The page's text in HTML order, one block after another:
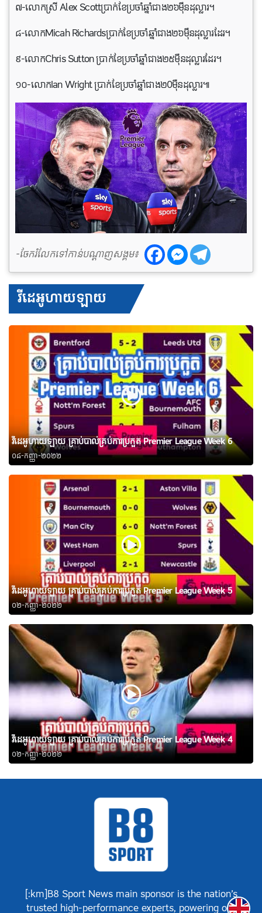
៧-លោកស្រី Alex Scottប្រាក់ខែប្រចាំឆ្នាំជាង២៦ម៉ឺនដុល្លារ។
៨-លោកMicah Richardsប្រាក់ខែប្រចាំឆ្នាំជាង២៦ម៉ឺនដុល្លារដែរ។
៩-លោកChris Sutton ប្រាក់ខែប្រចាំឆ្នាំជាង២៥ម៉ឺនដុល្លារដែរ។
១០-លោកIan Wright ប្រាក់ខែប្រចាំឆ្នាំជាង២0ម៉ឺនដុល្លារ៕
-ចែករំលែកទៅកាន់បណ្តាញសង្គម៖
វីដេអូហាយឡាយ
វីដេអូហាយឡាយ គ្រាប់បាល់គ្រប់ការប្រកួត Premier League Week 6
០៨-កញ្ញា-២០២២
វីដេអូហាយឡាយ គ្រាប់បាល់គ្រប់ការប្រកួត Premier League Week 5
០២-កញ្ញា-២០២២
វីដេអូហាយឡាយ គ្រាប់បាល់គ្រប់ការប្រកួត Premier League Week 4
០២-កញ្ញា-២០២២
[:km]B8 Sport News main sponsor is the nation’s
trusted high-performance experts, powering our